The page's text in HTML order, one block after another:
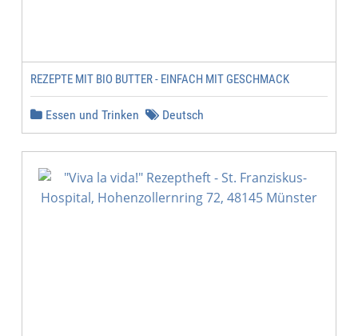
REZEPTE MIT BIO BUTTER - EINFACH MIT GESCHMACK
Essen und Trinken Deutsch